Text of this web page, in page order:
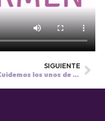
SIGUIENTE
Cuidemos los unos de los otros.